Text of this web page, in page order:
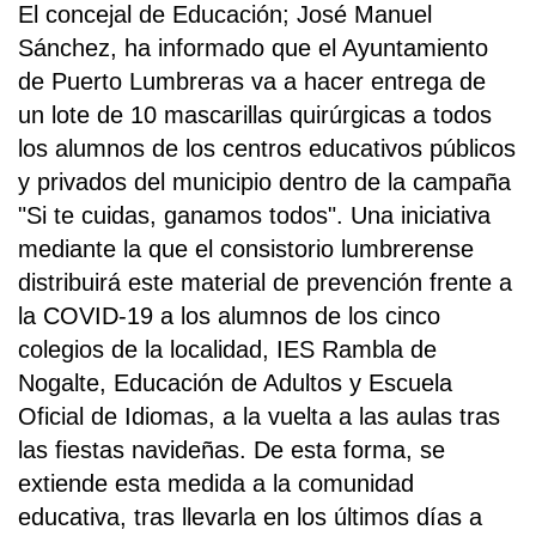
El concejal de Educación; José Manuel
Sánchez, ha informado que el Ayuntamiento
de Puerto Lumbreras va a hacer entrega de
un lote de 10 mascarillas quirúrgicas a todos
los alumnos de los centros educativos públicos
y privados del municipio dentro de la campaña
"Si te cuidas, ganamos todos". Una iniciativa
mediante la que el consistorio lumbrerense
distribuirá este material de prevención frente a
la COVID-19 a los alumnos de los cinco
colegios de la localidad, IES Rambla de
Nogalte, Educación de Adultos y Escuela
Oficial de Idiomas, a la vuelta a las aulas tras
las fiestas navideñas. De esta forma, se
extiende esta medida a la comunidad
educativa, tras llevarla en los últimos días a